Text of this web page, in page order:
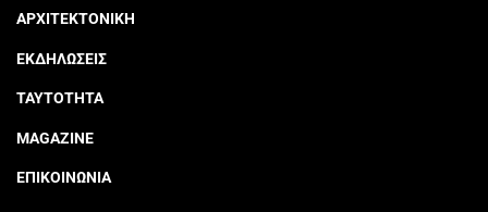
ΑΡΧΙΤΕΚΤΟΝΙΚΗ
ΕΚΔΗΛΩΣΕΙΣ
ΤΑΥΤΟΤΗΤΑ
MAGAZINE
ΕΠΙΚΟΙΝΩΝΙΑ